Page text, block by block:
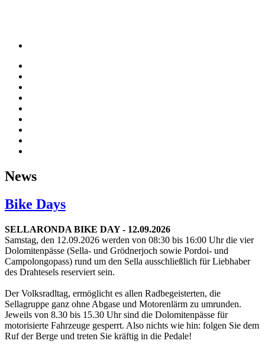
News
Bike Days
SELLARONDA BIKE DAY - 12.09.2026
Samstag, den 12.09.2026 werden von 08:30 bis 16:00 Uhr die vier
Dolomitenpässe (Sella- und Grödnerjoch sowie Pordoi- und
Campolongopass) rund um den Sella ausschließlich für Liebhaber
des Drahtesels reserviert sein.
Der Volksradltag, ermöglicht es allen Radbegeisterten, die
Sellagruppe ganz ohne Abgase und Motorenlärm zu umrunden.
Jeweils von 8.30 bis 15.30 Uhr sind die Dolomitenpässe für
motorisierte Fahrzeuge gesperrt. Also nichts wie hin: folgen Sie dem
Ruf der Berge und treten Sie kräftig in die Pedale!